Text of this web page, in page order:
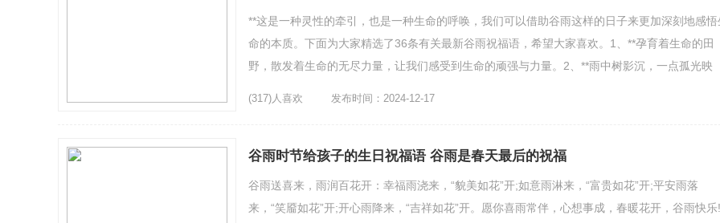
**这是一种灵性的牵引，也是一种生命的呼唤，我们可以借助谷雨这样的日子来更加深刻地感悟
命的本质。下面为大家精选了36条有关最新谷雨祝福语，希望大家喜欢。1、**孕育着生命的田
野，散发着生命的无尽力量，让我们感受到生命的顽强与力量。2、**雨中树影沉，一点孤光映
(317)人喜欢 发布时间：2024-12-17
谷雨时节给孩子的生日祝福语 谷雨是春天最后的祝福
谷雨送喜来，雨润百花开：幸福雨浇来，“貌美如花”开;如意雨淋来，“富贵如花”开;平安雨落
来，“笑靥如花”开;开心雨降来，“吉祥如花”开。愿你喜雨常伴，心想事成，春暖花开，谷雨快乐!